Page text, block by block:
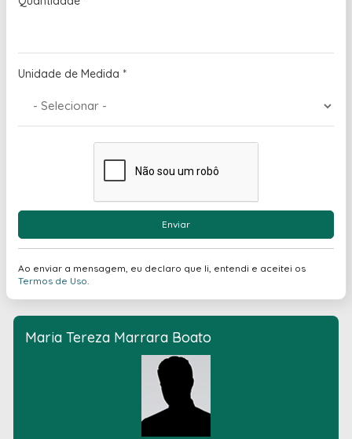
Unidade de Medida *
Enviar
Ao enviar a mensagem, eu declaro que li, entendi e aceitei os
Termos de Uso
Maria Tereza Marrara Boato